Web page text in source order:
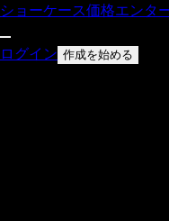
ショーケース価格エンタ
ログイン 作成を始める